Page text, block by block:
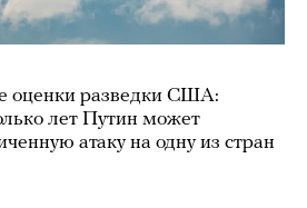
оценки разведки США:
лет Путин может
атаку на одну из стран